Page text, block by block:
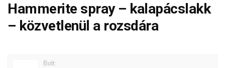
Hammerite spray – kalapácslakk
– közvetlenül a rozsdára
Bolt: